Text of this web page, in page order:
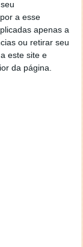
a esse
apenas a
ou retirar seu
este site e
da página.
descoberta
no